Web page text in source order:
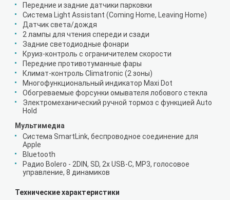
Передние и задние датчики парковки
Система Light Assistant (Coming Home, Leaving Home)
Датчик света/дождя
2 лампы для чтения спереди и сзади
Задние светодиодные фонари
Круиз-контроль с ограничителем скорости
Передние противотуманные фары
Климат-контроль Climatronic (2 зоны)
Многофункциональный индикатор Maxi Dot
Обогреваемые форсунки омывателя лобового стекла
Электромеханический ручной тормоз с функцией Auto
Hold
Мультимедиа
Система SmartLink, беспроводное соединение для
Apple
Bluetooth
Радио Bolero - 2DIN, SD, 2x USB-C, MP3, голосовое
управление, 8 динамиков
Технические характеристики